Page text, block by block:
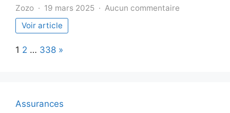
Zozo 19 mars 2025 Aucun commentaire
Voir article
Page:
1 2 … 338 Next
»
Assurances